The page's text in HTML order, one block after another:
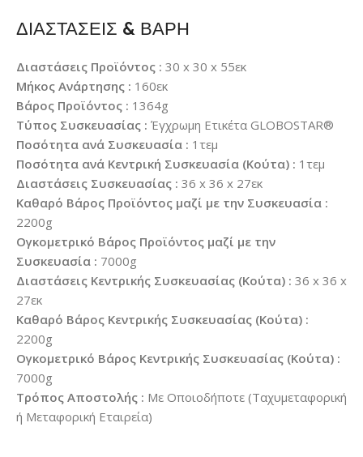
ΔΙΑΣΤΑΣΕΙΣ & ΒΑΡΗ
Διαστάσεις Προϊόντος : 30 x 30 x 55εκ
Μήκος Ανάρτησης : 160εκ
Βάρος Προϊόντος : 1364g
Τύπος Συσκευασίας : Έγχρωμη Ετικέτα GLOBOSTAR®
Ποσότητα ανά Συσκευασία : 1τεμ
Ποσότητα ανά Κεντρική Συσκευασία (Κούτα) : 1τεμ
Διαστάσεις Συσκευασίας : 36 x 36 x 27εκ
Καθαρό Βάρος Προϊόντος μαζί με την Συσκευασία :
2200g
Ογκομετρικό Βάρος Προϊόντος μαζί με την
Συσκευασία : 7000g
Διαστάσεις Κεντρικής Συσκευασίας (Κούτα) : 36 x 36 x
27εκ
Καθαρό Βάρος Κεντρικής Συσκευασίας (Κούτα) :
2200g
Ογκομετρικό Βάρος Κεντρικής Συσκευασίας (Κούτα) :
7000g
Τρόπος Αποστολής : Με Οποιοδήποτε (Ταχυμεταφορική
ή Μεταφορική Εταιρεία)